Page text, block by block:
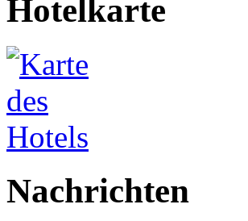
Hotelkarte
Nachrichten